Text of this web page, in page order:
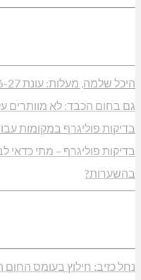
היכל שלמה, מעלות: עונת 26-27
גם בחום הכבד: לא מוותרים
בדיקות פוליגרף במקומות
בדיקות פוליגרף – מתי
בהשערות?
נחל כזיב: חילוץ בעומס החום